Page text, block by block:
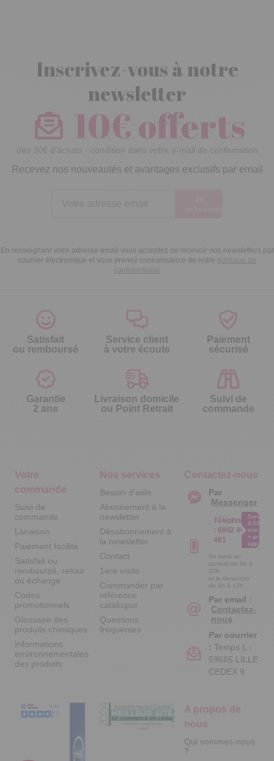
Inscrivez-vous à notre
newsletter
10€ offerts
dès 30€ d’achats - condition dans votre e-mail de confirmation
Recevez nos nouveautés et avantages exclusifs par email
En renseignant votre adresse email vous acceptez de recevoir nos newsletters par
courrier électronique et vous prenez connaissance de notre politique de
confidentialité
Satisfait
ou remboursé
Service client
à votre écoute
Paiement
sécurisé
Garantie
2 ans
Livraison domicile
ou Point Retrait
Suivi de
commande
Votre
commande
Suivi de
commande
Livraison
Paiement facilité
Satisfait ou
remboursé, retour
ou échange
Codes
promotionnels
Glossaire des
produits chimiques
Informations
environnementales
des produits
Nos services
Besoin d'aide
Abonnement à la
newsletter
Désabonnement à
la newsletter
Contact
1ère visite
Commander par
référence
catalogue
Questions
fréquentes
A propos de
nous
Qui sommes-nous
?
Contactez-nous
Par
Messenger
Téléphone
: 0892 461
461
Service
0.50€ /
min
+ prix
appel
Du lundi au
samedi de 8h à
20h
et le dimanche
de 9h à 13h
Par email :
Contactez-
nous
Par courrier
: Temps L -
59685 LILLE
CEDEX 9